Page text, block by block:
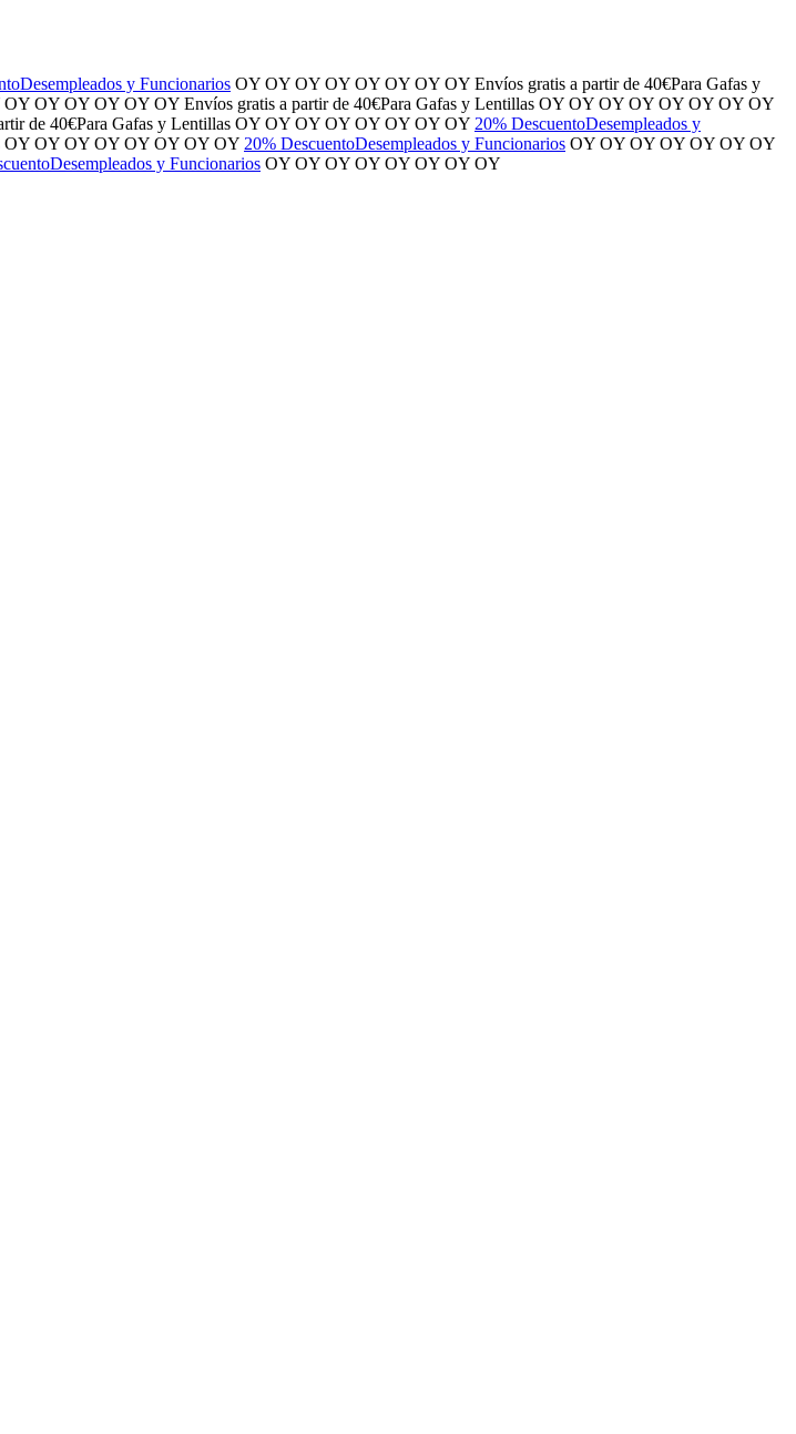
Desempleados y Funcionarios OY OY OY OY OY OY OY OY Envíos gratis a partir de 40€Para Gafas y
OY OY OY OY OY OY Envíos gratis a partir de 40€Para Gafas y Lentillas OY OY OY OY OY OY OY OY
de 40€Para Gafas y Lentillas OY OY OY OY OY OY OY OY 20% DescuentoDesempleados y
OY OY OY OY OY OY OY OY 20% DescuentoDesempleados y Funcionarios OY OY OY OY OY OY OY
Desempleados y Funcionarios OY OY OY OY OY OY OY OY